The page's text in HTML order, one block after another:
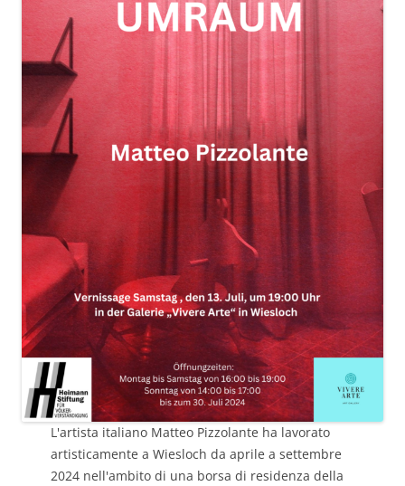
L'artista italiano Matteo Pizzolante ha lavorato
artisticamente a Wiesloch da aprile a settembre
2024 nell'ambito di una borsa di residenza della